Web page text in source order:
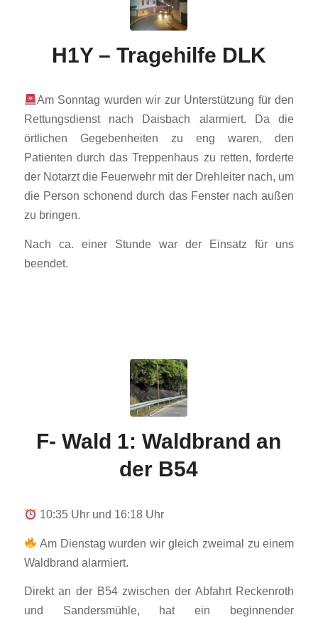
H1Y – Tragehilfe DLK
Am Sonntag wurden wir zur Unterstützung für den
Rettungsdienst nach Daisbach alarmiert. Da die
örtlichen Gegebenheiten zu eng waren, den
Patienten durch das Treppenhaus zu retten, forderte
der Notarzt die Feuerwehr mit der Drehleiter nach, um
die Person schonend durch das Fenster nach außen
zu bringen.
Nach ca. einer Stunde war der Einsatz für uns
beendet.
F- Wald 1: Waldbrand an
der B54
10:35 Uhr und 16:18 Uhr
Am Dienstag wurden wir gleich zweimal zu einem
Waldbrand alarmiert.
Direkt an der B54 zwischen der Abfahrt Reckenroth
und Sandersmühle, hat ein beginnender